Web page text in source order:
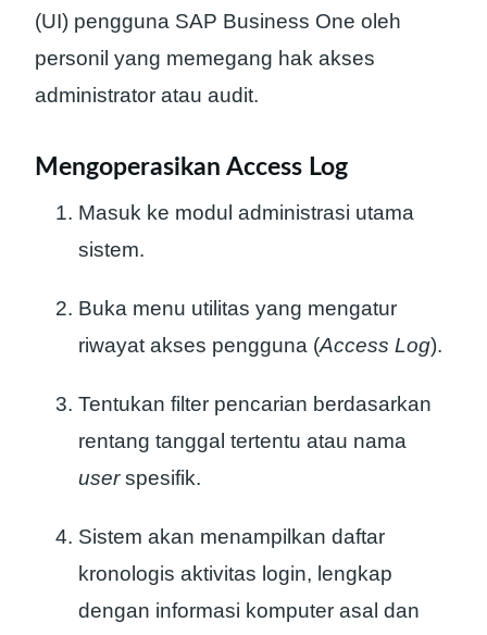
(UI) pengguna SAP Business One oleh
personil yang memegang hak akses
administrator atau audit.
Mengoperasikan Access Log
Masuk ke modul administrasi utama
sistem.
Buka menu utilitas yang mengatur
riwayat akses pengguna (Access Log).
Tentukan filter pencarian berdasarkan
rentang tanggal tertentu atau nama
userspesifik.
Sistem akan menampilkan daftar
kronologis aktivitas login, lengkap
dengan informasi komputer asal dan